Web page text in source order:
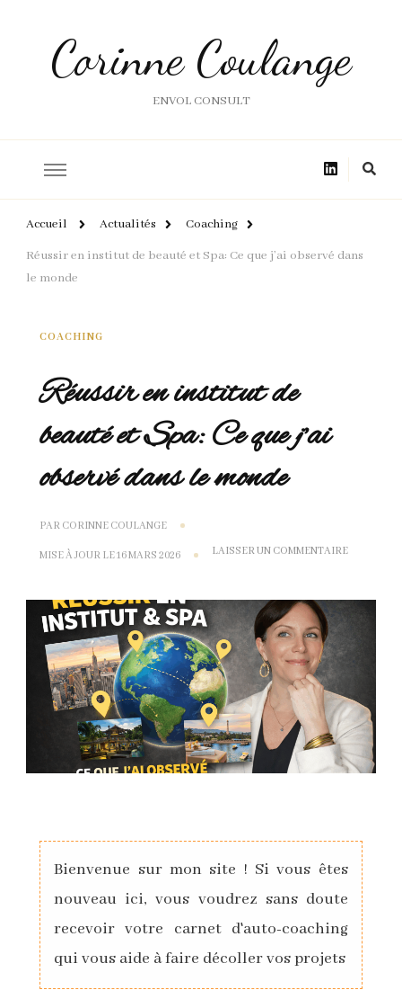
Corinne Coulange
ENVOL CONSULT
Accueil Actualités Coaching
Réussir en institut de beauté et Spa: Ce que j’ai observé dans
le monde
COACHING
Réussir en institut de
beauté et Spa: Ce que j’ai
observé dans le monde
PAR CORINNE COULANGE
MISE À JOUR LE16 MARS 2026 LAISSER UN COMMENTAIRESUR
INSTITUT
DE
QUE
J’AI
OBSERVÉ
DANS
LE
MONDE
Bienvenue sur mon site ! Si vous êtes
nouveau ici, vous voudrez sans doute
recevoir votre carnet d'auto-coaching
qui vous aide à faire décoller vos projets